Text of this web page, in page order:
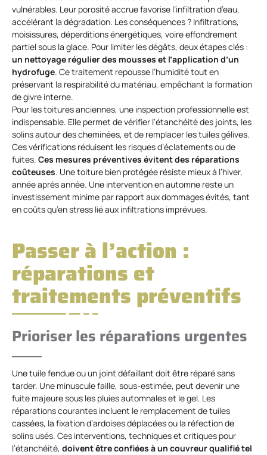
vulnérables. Leur porosité accrue favorise l’infiltration d’eau,
accélérant la dégradation. Les conséquences ? Infiltrations,
moisissures, déperditions énergétiques, voire effondrement
partiel sous la glace. Pour limiter les dégâts, deux étapes clés :
un nettoyage régulier des mousses et l’application d’un
hydrofuge. Ce traitement repousse l’humidité tout en
préservant la respirabilité du matériau, empêchant la formation
de givre interne.
Pour les toitures anciennes, une inspection professionnelle est
indispensable. Elle permet de vérifier l’étanchéité des joints, les
solins autour des cheminées, et de remplacer les tuiles gélives.
Ces vérifications réduisent les risques d’éclatements ou de
fuites. Ces mesures préventives évitent des réparations
coûteuses. Une toiture bien protégée résiste mieux à l’hiver,
année après année. Une intervention en automne reste un
investissement minime par rapport aux dommages évités, tant
en coûts qu’en stress lié aux infiltrations imprévues.
Passer à l’action :
réparations et
traitements préventifs
Prioriser les réparations urgentes
Une tuile fendue ou un joint défaillant doit être réparé sans
tarder. Une minuscule faille, sous-estimée, peut devenir une
fuite majeure sous les pluies automnales et le gel. Les
réparations courantes incluent le remplacement de tuiles
cassées, la fixation d’ardoises déplacées ou la réfection de
solins usés. Ces interventions, techniques et critiques pour
l’étanchéité, doivent être confiées à un couvreur qualifié tel